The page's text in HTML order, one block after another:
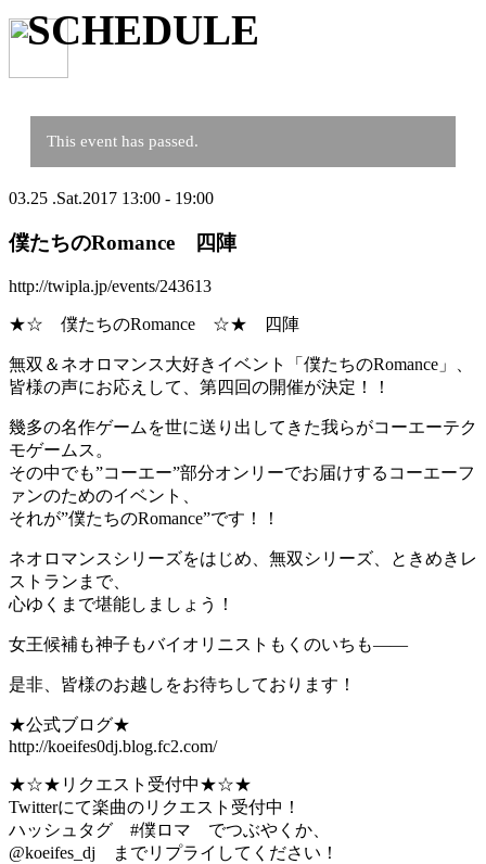
SCHEDULE
This event has passed.
03.25 .Sat.2017 13:00 - 19:00
僕たちのRomance 四陣
http://twipla.jp/events/243613
★☆ 僕たちのRomance ☆★ 四陣
無双＆ネオロマンス大好きイベント「僕たちのRomance」、
皆様の声にお応えして、第四回の開催が決定！！
幾多の名作ゲームを世に送り出してきた我らがコーエーテク
モゲームス。
その中でも”コーエー”部分オンリーでお届けするコーエーフ
ァンのためのイベント、
それが”僕たちのRomance”です！！
ネオロマンスシリーズをはじめ、無双シリーズ、ときめきレ
ストランまで、
心ゆくまで堪能しましょう！
女王候補も神子もバイオリニストもくのいちも――
是非、皆様のお越しをお待ちしております！
★公式ブログ★
http://koeifes0dj.blog.fc2.com/
★☆★リクエスト受付中★☆★
Twitterにて楽曲のリクエスト受付中！
ハッシュタグ #僕ロマ でつぶやくか、
@koeifes_dj までリプライしてください！